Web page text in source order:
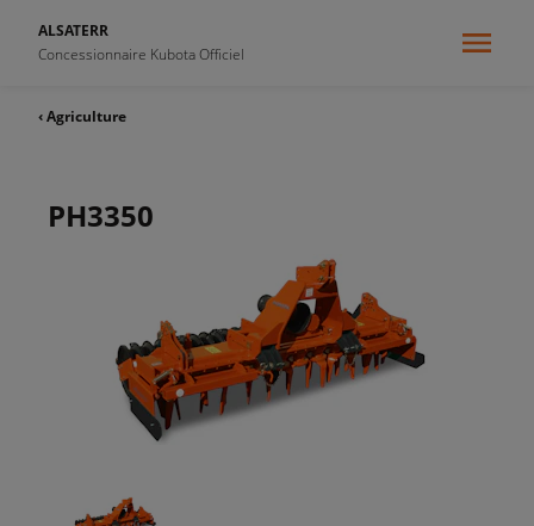
ALSATERR
Concessionnaire Kubota Officiel
‹ Agriculture
PH3350